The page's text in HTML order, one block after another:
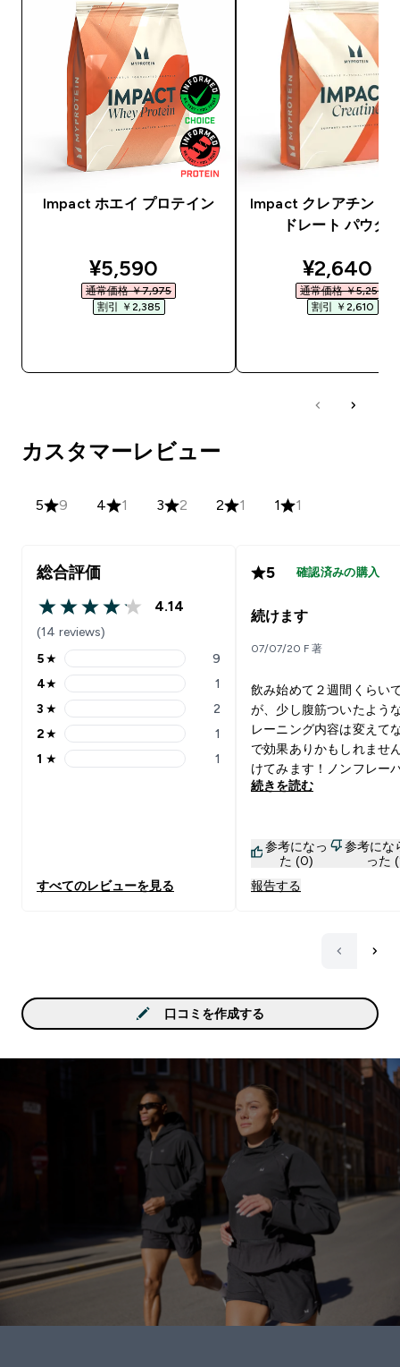
Impact ホエイ プロテイン
discounted price
¥5,590‎
通常価格 ￥7,975‎
割引 ￥2,385‎
Impact クレアチン モ
ドレート パウダ
¥2,640‎
通常価格 ￥5,250‎
割引 ￥2,610‎
カスタマーレビュー
5 9 4 1 3 2 2 1 1 1
総合評価
4.14 out of 5 stars
4.14
(14 reviews)
5 stars rating 9 reviews
5★ 9
4 stars rating 1 reviews
4★ 1
3 stars rating 2 reviews
3 ★ 2
2 stars rating 1 reviews
2★ 1
1 stars rating 1 reviews
1 ★ 1
すべてのレビューを見る
5 確認済みの購入
続けます
07/07/20 F 著
飲み始めて２週間くらい
が、少し腹筋ついたよう
レーニング内容は変えて
で効果ありかもしれませ
けてみます！ノンフレー
は、うま味調味料みたい
続きを読む
参考になっ
た (0)
参考にな
った
報告する
口コミを作成する